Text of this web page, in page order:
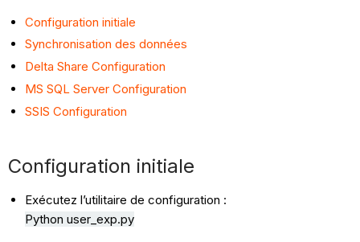
Configuration initiale
Synchronisation des données
Delta Share Configuration
MS SQL Server Configuration
SSIS Configuration
Configuration initiale
Exécutez l’utilitaire de configuration :
Python user_exp.py